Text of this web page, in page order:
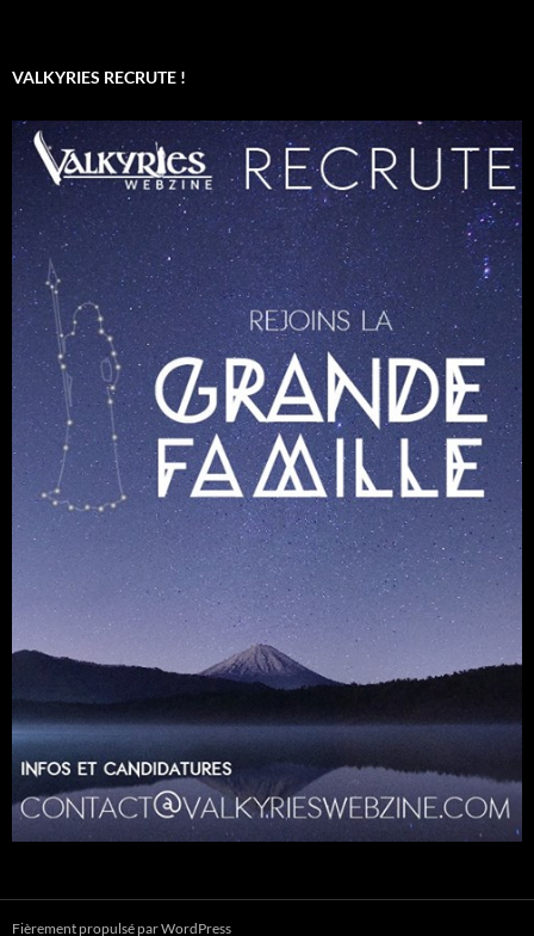
VALKYRIES RECRUTE !
Fièrement propulsé par WordPress